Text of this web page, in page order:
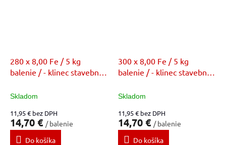
280 x 8,00 Fe / 5 kg
balenie / - klinec stavebný
Skladom
11,95 € bez DPH
14,70 € / balenie
Do košíka
300 x 8,00 Fe / 5 kg
balenie / - klinec stavebný
Skladom
11,95 € bez DPH
14,70 € / balenie
Do košíka